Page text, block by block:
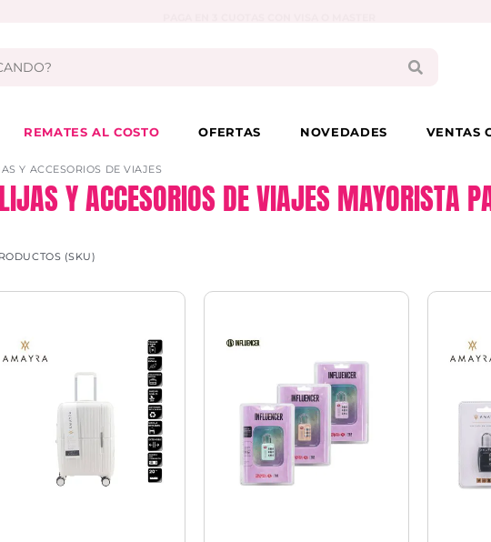
REMATES AL COSTO OFERTAS NOVEDADES VENTAS
Y ACCESORIOS DE VIAJES
Y ACCESORIOS DE VIAJES MAYORISTA
(SKU)